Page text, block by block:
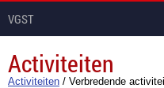
VGST
Activiteiten
Activiteiten / Verbredende